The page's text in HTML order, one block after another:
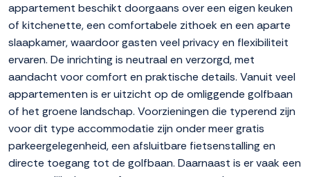
appartement beschikt doorgaans over een eigen keuken
of kitchenette, een comfortabele zithoek en een aparte
slaapkamer, waardoor gasten veel privacy en flexibiliteit
ervaren. De inrichting is neutraal en verzorgd, met
aandacht voor comfort en praktische details. Vanuit veel
appartementen is er uitzicht op de omliggende golfbaan
of het groene landschap. Voorzieningen die typerend zijn
voor dit type accommodatie zijn onder meer gratis
parkeergelegenheid, een afsluitbare fietsenstalling en
directe toegang tot de golfbaan. Daarnaast is er vaak een